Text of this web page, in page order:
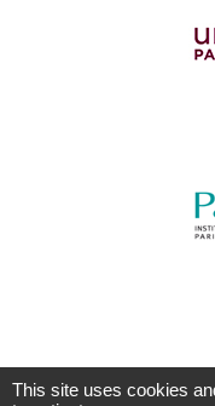
This site uses cookies